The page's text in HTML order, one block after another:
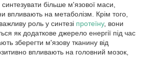
більше м'язової маси,
впливають на метаболізм. Крім того,
роль у синтезі протеїну, вони
як додаткове джерело енергії під час
зберегти м'язову тканину від
впливають на головний мозок,